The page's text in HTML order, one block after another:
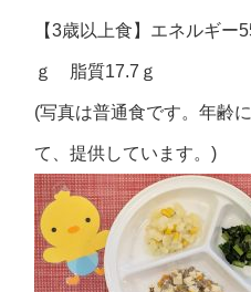
【3歳以上食】エネルギ
ｇ 脂質17.7ｇ
(写真は普通食です。年齢
て、提供しています。)